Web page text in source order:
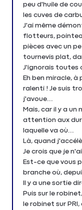
peu d'huile de
les cuves de
J'ai même
flotteurs,
pièces avec un
tournevis plat,
J'ignorais toutes
Eh ben miracle,
ralenti ! Je suis
j'avoue...
Mais, car il y a un
attention aux
laquelle va où...
Là, quand
Je crois que je
Est-ce que vous
branche où,
Il y a une sortie
Puis sur le
le robinet sur